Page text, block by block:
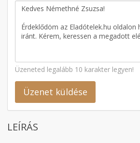
Üzeneted legalább 10 karakter legyen!
Üzenet küldése
LEÍRÁS